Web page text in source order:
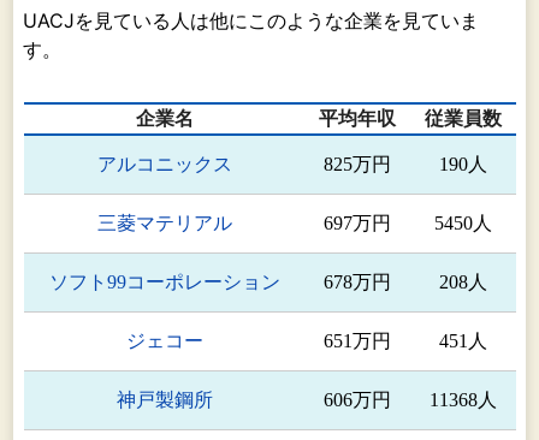
優艾希杰東陽光(韶関)鋁材銷售有
限公司
同上
株式会社UACJ押出加工
アルミ圧延品事
業 押出事業
UACJを見ている人は他にこのような企業を見ていま
す。
企業名 平均年収 従業員数
アルコニックス 825万円 190人
三菱マテリアル 697万円 5450人
ソフト99コーポレーション 678万円 208人
ジェコー 651万円 451人
神戸製鋼所 606万円 11368人